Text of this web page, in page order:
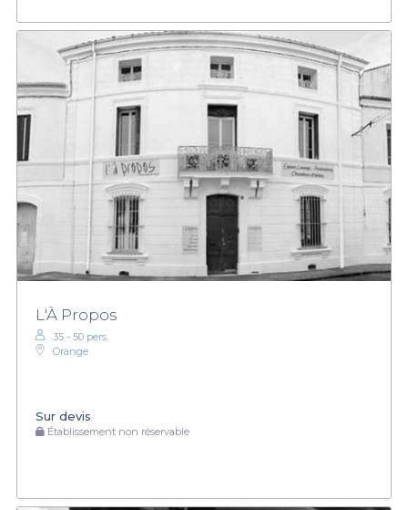
L'À Propos
35 - 50 pers.
Orange
Sur devis
Établissement non réservable